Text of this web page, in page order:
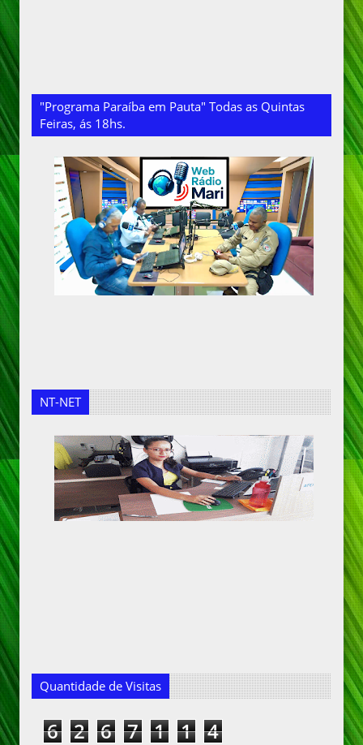
"Programa Paraíba em Pauta" Todas as Quintas
Feiras, ás 18hs.
NT-NET
Quantidade de Visitas
6 2 6 7 1 1 4